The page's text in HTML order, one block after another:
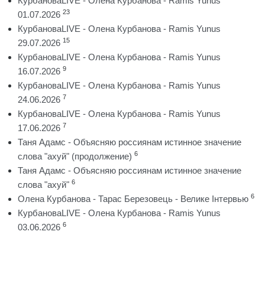
01.07.2026 23
КурбановаLIVE - Олена Курбанова - Ramis Yunus
29.07.2026 15
КурбановаLIVE - Олена Курбанова - Ramis Yunus
16.07.2026 9
КурбановаLIVE - Олена Курбанова - Ramis Yunus
24.06.2026 7
КурбановаLIVE - Олена Курбанова - Ramis Yunus
17.06.2026 7
Таня Адамс - Объясняю россиянам истинное значение
слова "ахуй" (продолжение) 6
Таня Адамс - Объясняю россиянам истинное значение
слова "ахуй" 6
Олена Курбанова - Тарас Березовець - Велике Інтервью 6
КурбановаLIVE - Олена Курбанова - Ramis Yunus
03.06.2026 6